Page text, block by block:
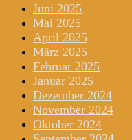
Juni 2025
Mai 2025
April 2025
März 2025
Februar 2025
Januar 2025
Dezember 2024
November 2024
Oktober 2024